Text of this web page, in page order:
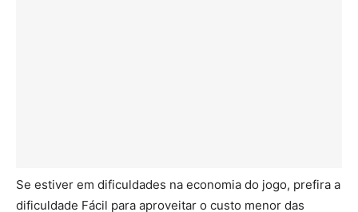
Se estiver em dificuldades na economia do jogo, prefira a
dificuldade Fácil para aproveitar o custo menor das